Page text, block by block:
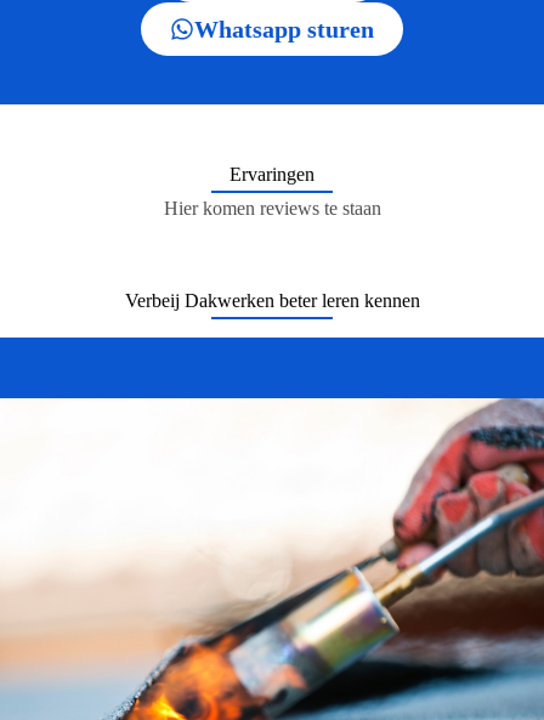
Whatsapp sturen
Ervaringen
Hier komen reviews te staan
Verbeij Dakwerken beter leren kennen